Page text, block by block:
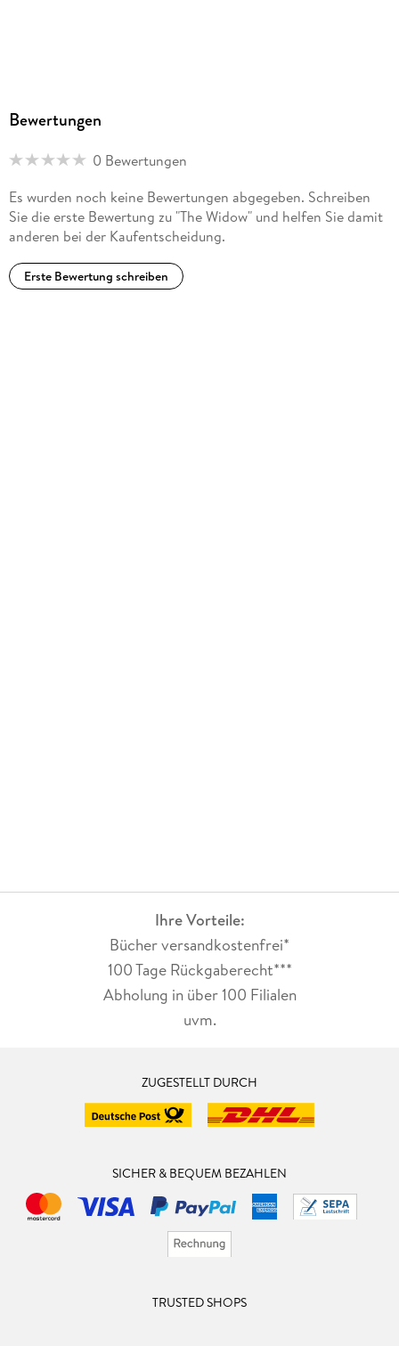
Bewertungen
0 Bewertungen
Es wurden noch keine Bewertungen abgegeben. Schreiben
Sie die erste Bewertung zu "The Widow" und helfen Sie damit
anderen bei der Kaufentscheidung.
Erste Bewertung schreiben
Ihre Vorteile:
Bücher versandkostenfrei*
100 Tage Rückgaberecht***
Abholung in über 100 Filialen
uvm.
ZUGESTELLT DURCH
SICHER & BEQUEM BEZAHLEN
TRUSTED SHOPS